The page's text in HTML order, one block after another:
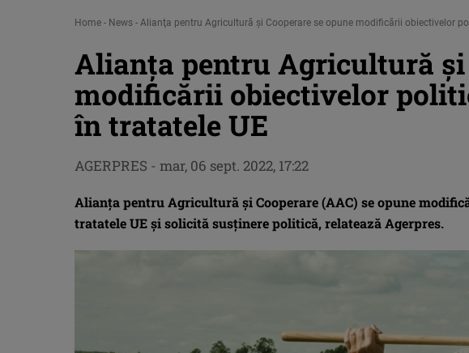
Home - News - Alianţa pentru Agricultură şi Cooperare se opune modificării obiectivelor
Alianţa pentru Agricultură şi
modificării obiectivelor
în tratatele UE
Alianţa pentru Agricultură şi Cooperare (AAC) se opune
tratatele UE şi solicită susţinere politică, relatează Agerpres.
AGERPRES - mar, 06 sept. 2022, 17:22